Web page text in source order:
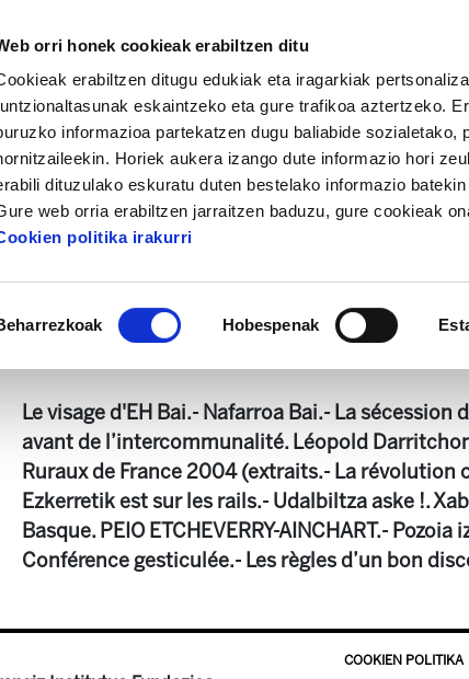
orri honek cookieak erabiltzen ditu
erabiltzen ditugu edukiak eta iragarkiak
eskaintzeko eta gure trafikoa aztertzeko.
informazioa partekatzen dugu baliabide sozialetako,
Horiek aukera izango dute informazio hori
dituzulako eskuratu duten bestelako informazio
web orria erabiltzen jarraitzen baduzu, gure cookieak
politika irakurri
Hobespenak
zentrua Enbata + Alda! Enbata + Alda! 2164
Enbata-Alda 2164(255).pdf
Le visage d'EH Bai.- Nafarroa Bai.- La
avant de l’intercommunalité. Léopold
Ruraux de France 2004 (extraits.- La révolution
Ezkerretik est sur les rails.- Udalbiltza aske !.
Basque. PEIO ETCHEVERRY-AINCHART.-
Conférence gesticulée.- Les règles d’un bon
COOKIEN POLITIKA